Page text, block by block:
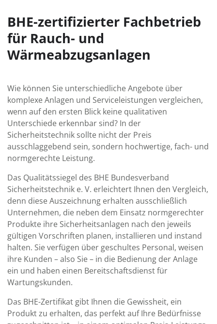
BHE-zertifizierter Fachbetrieb
für Rauch- und
Wärmeabzugsanlagen
Wie können Sie unterschiedliche Angebote über
komplexe Anlagen und Serviceleistungen vergleichen,
wenn auf den ersten Blick keine qualitativen
Unterschiede erkennbar sind? In der
Sicherheitstechnik sollte nicht der Preis
ausschlaggebend sein, sondern hochwertige, fach- und
normgerechte Leistung.
Das Qualitätssiegel des BHE Bundesverband
Sicherheitstechnik e. V. erleichtert Ihnen den Vergleich,
denn diese Auszeichnung erhalten ausschließlich
Unternehmen, die neben dem Einsatz normgerechter
Produkte ihre Sicherheitsanlagen nach den jeweils
gültigen Vorschriften planen, installieren und instand
halten. Sie verfügen über geschultes Personal, weisen
ihre Kunden – also Sie – in die Bedienung der Anlage
ein und haben einen Bereitschaftsdienst für
Wartungskunden.
Das BHE-Zertifikat gibt Ihnen die Gewissheit, ein
Produkt zu erhalten, das perfekt auf Ihre Bedürfnisse